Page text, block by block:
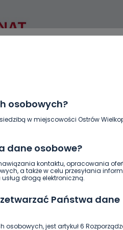
osobowych?
w miejscowości Ostrów
dane osobowe?
kontaktu, opracowania
a także w celu przesyłania
drogą elektroniczną.
Państwa dane
jest artykuł 6
HISTORIA
INFO WSZYSTKICH ŚWIĘTYCH